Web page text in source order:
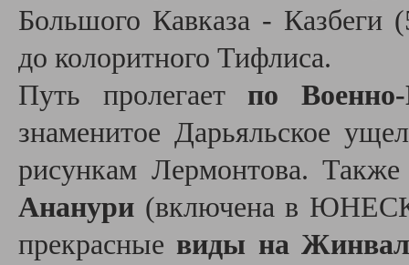
Большого Кавказа - Казбеги
до колоритного Тифлиса.
Путь пролегает по Военно-
знаменитое Дарьяльское
рисункам Лермонтова.
Ананури (включена в
прекрасные виды на